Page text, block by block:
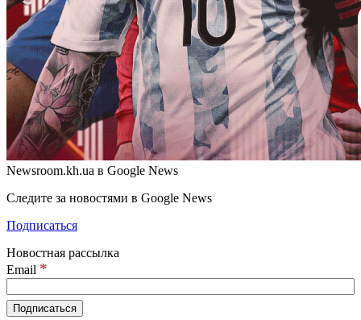
Newsroom.kh.ua в Google News
Следите за новостями в Google News
Подписаться
Новостная рассылка
Email *